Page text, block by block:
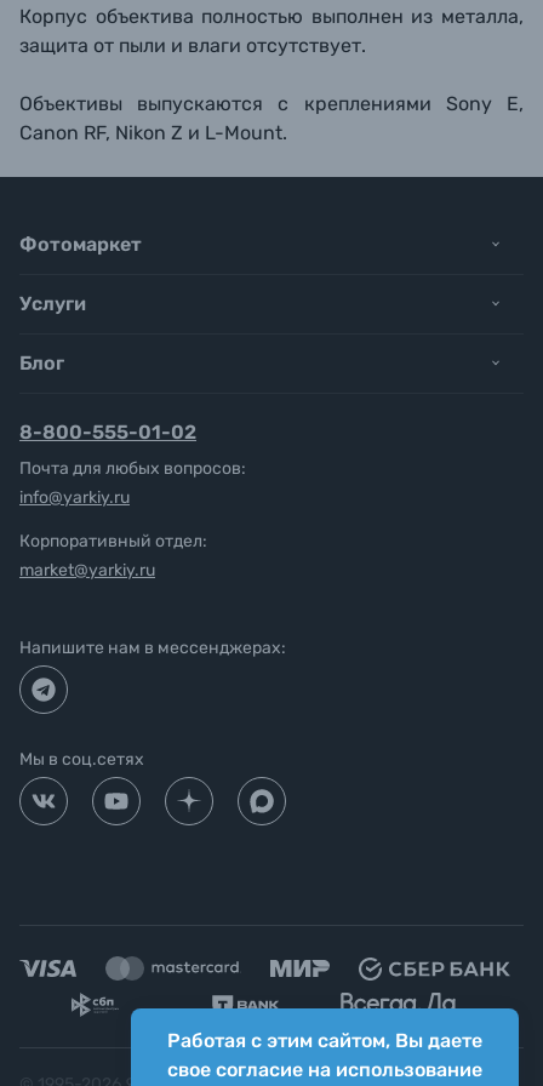
Корпус объектива полностью выполнен из металла,
защита от пыли и влаги отсутствует.
Объективы выпускаются с креплениями Sony E,
Canon RF, Nikon Z и L-Mount.
Работая с этим сайтом, Вы даете
свое согласие на использование
Фотомаркет
Услуги
Блог
8-800-555-01-02
Почта для любых вопросов:
info@yarkiy.ru
Корпоративный отдел:
market@yarkiy.ru
Напишите нам в мессенджерах:
Мы в соц.сетях